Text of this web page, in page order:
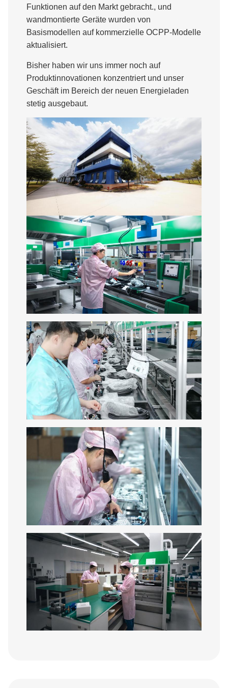
Funktionen auf den Markt gebracht., und
wandmontierte Geräte wurden von
Basismodellen auf kommerzielle OCPP-Modelle
aktualisiert.
Bisher haben wir uns immer noch auf
Produktinnovationen konzentriert und unser
Geschäft im Bereich der neuen Energieladen
stetig ausgebaut.